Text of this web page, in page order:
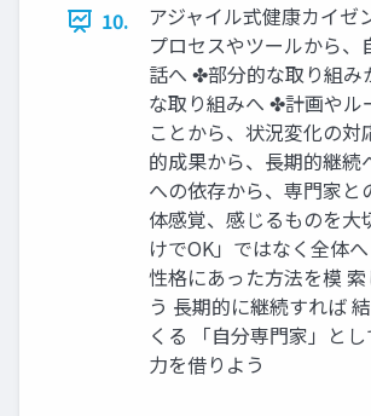
10.
アジャイル式健康カイゼ
プロセスやツールから、
話へ ✤部分的な取り組み
な取り組みへ ✤計画やル
ことから、状況変化の
的成果から、長期的継続
への依存から、専門家と
体感覚、感じるものを大
けでOK」ではなく全体
性格にあった方法を模
う 長期的に継続すれば
くる 「自分専門家」と
力を借りよう